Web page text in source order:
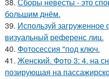
большим днём.
39. Используй загруженное
визуальный референс лиц.
40. Фотосессия "под ключ.
41. Женский. Фото 3: 4. на
позирующая на